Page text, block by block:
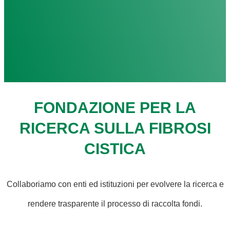
FONDAZIONE PER LA
RICERCA SULLA FIBROSI
CISTICA
Collaboriamo con enti ed istituzioni per evolvere la ricerca e
rendere trasparente il processo di raccolta fondi.